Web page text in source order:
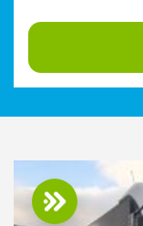
Services